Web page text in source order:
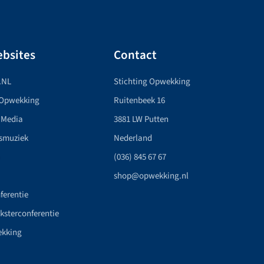
Contact
Stichting Opwekking
Ruitenbeek 16
3881 LW Putten
Nederland
(036) 845 67 67
shop@opwekking.nl